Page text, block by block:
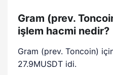
Gram (prev.
işlem hacmi nedir?
Gram (prev. Toncoin)
27.9MUSDT idi.